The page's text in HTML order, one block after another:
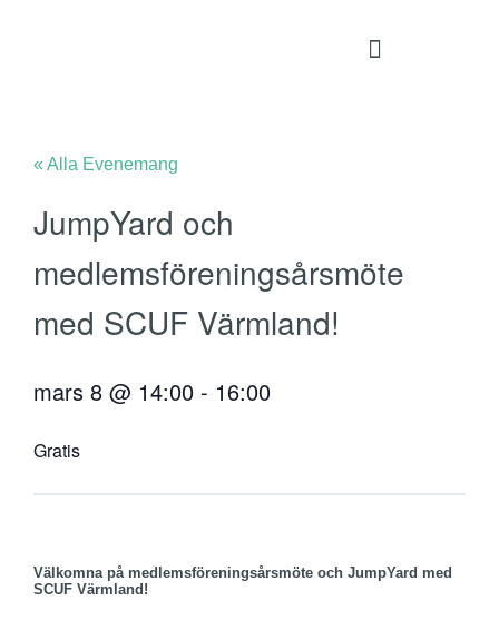
« Alla Evenemang
JumpYard och
medlemsföreningsårsmöte
med SCUF Värmland!
mars 8 @ 14:00 - 16:00
Gratis
Välkomna på medlemsföreningsårsmöte och JumpYard med
SCUF Värmland!